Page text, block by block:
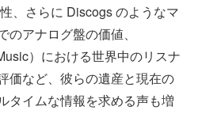
、さらに Discogs のようなマ
のアナログ盤の価値、
）における世界中のリスナ
価など、彼らの遺産と現在の
タイムな情報を求める声も増